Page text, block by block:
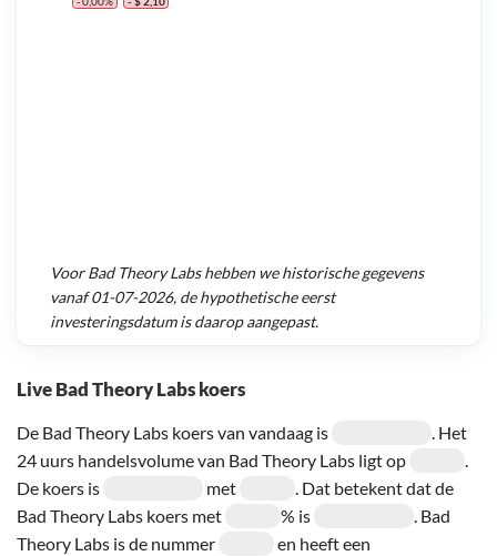
Live Bad Theory Labs koers
De Bad Theory Labs koers van vandaag is
. Het
24 uurs handelsvolume van Bad Theory Labs ligt op
.
De koers is
met
. Dat betekent dat de
Bad Theory Labs koers met
% is
. Bad
Theory Labs is de nummer
en heeft een
VoorBad Theory Labshebben we historische gegevens
vanaf01-07-2026, de hypothetische eerst
investeringsdatum is daarop aangepast.